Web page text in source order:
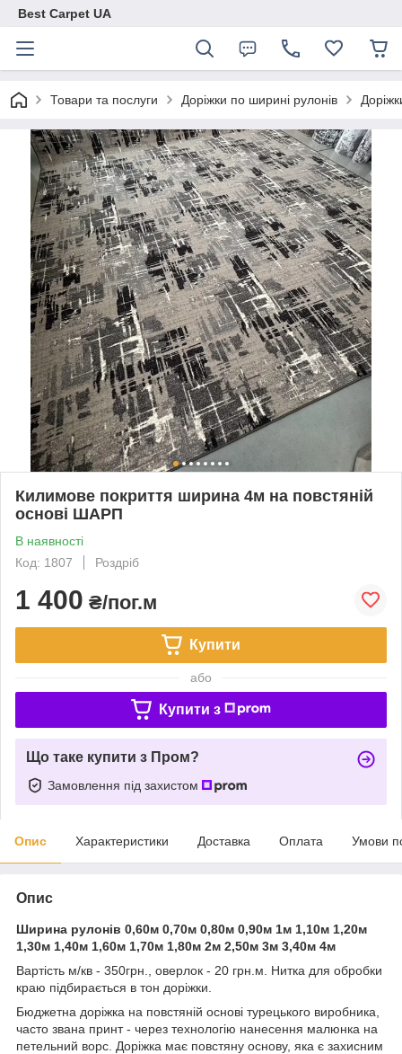
Best Carpet UA
Товари та послуги Доріжки по ширині рулонів
Килимове покриття ширина 4м на повстяній
основі ШАРП
В наявності
Код: 1807
Роздріб
1 400 ₴/пог.м
Купити
або
Купити з
Що таке купити з Пром?
Замовлення під захистом
Опис Характеристики Доставка Оплата Умови
Опис
Ширина рулонів 0,60м 0,70м 0,80м 0,90м 1м 1,10м 1,20м
1,30м 1,40м 1,60м 1,70м 1,80м 2м 2,50м 3м 3,40м 4м
Вартість м/кв - 350грн., оверлок - 20 грн.м. Нитка для обробки
краю підбирається в тон доріжки.
Бюджетна доріжка на повстяній основі турецького виробника,
часто звана принт - через технологію нанесення малюнка на
петельний ворс. Доріжка має повстяну основу, яка є захисним